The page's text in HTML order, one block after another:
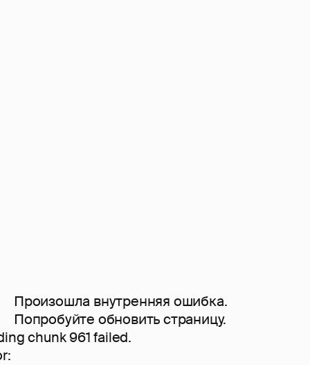
Произошла внутренняя ошибка.
Попробуйте обновить страницу.
chunk 961 failed.